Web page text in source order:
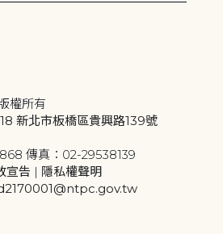
權所有
新北市板橋區貴興路139號
傳真：02-29538139
宣告 | 隱私權聲明